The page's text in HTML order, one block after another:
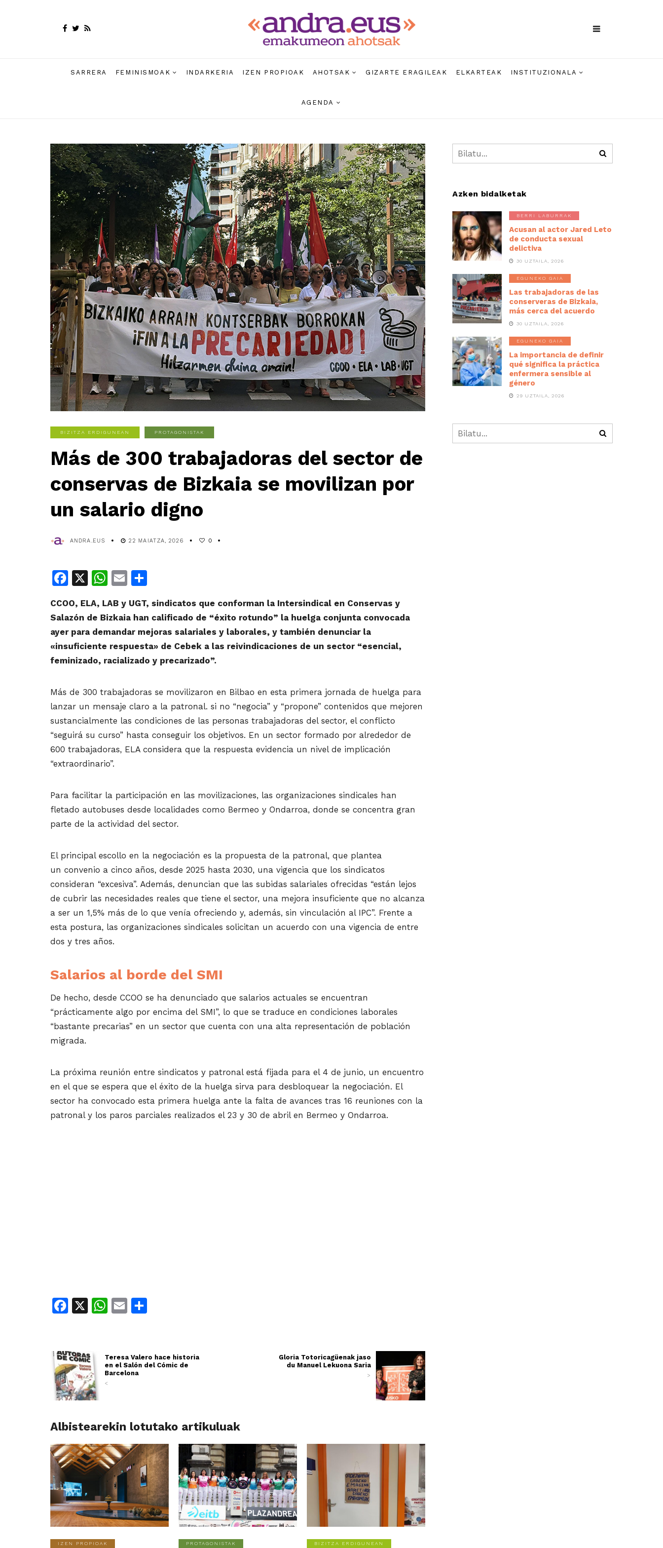
SARRERA FEMINISMOAK INDARKERIA IZEN PROPIOAK AHOTSAK GIZARTE ERAGILEAK ELKARTEAK INSTITUZIONALA
AGENDA
BIZITZA ERDIGUNEAN PROTAGONISTAK
Más de 300 trabajadoras del sector de
conservas de Bizkaia se movilizan por
un salario digno
ANDRA.EUS 22 MAIATZA, 2026 0
Facebook
X WhatsApp
Email
CCOO, ELA, LAB y UGT, sindicatos que conforman la Intersindical en Conservas y
Salazón de Bizkaia han calificado de “éxito rotundo” la huelga conjunta convocada
ayer para demandar mejoras salariales y laborales, y también denunciar la
«insuficiente respuesta» de Cebek a las reivindicaciones de un sector “esencial,
feminizado, racializado y precarizado”.
Más de 300 trabajadoras se movilizaron en Bilbao en esta primera jornada de huelga para
lanzar un mensaje claro a la patronal. si no “negocia” y “propone” contenidos que mejoren
sustancialmente las condiciones de las personas trabajadoras del sector, el conflicto
“seguirá su curso” hasta conseguir los objetivos. En un sector formado por alrededor de
600 trabajadoras, ELA considera que la respuesta evidencia un nivel de implicación
“extraordinario”.
Para facilitar la participación en las movilizaciones, las organizaciones sindicales han
fletado autobuses desde localidades como Bermeo y Ondarroa, donde se concentra gran
parte de la actividad del sector.
El principal escollo en la negociación es la propuesta de la patronal, que plantea
un convenio a cinco años, desde 2025 hasta 2030, una vigencia que los sindicatos
consideran “excesiva”. Además, denuncian que las subidas salariales ofrecidas “están lejos
de cubrir las necesidades reales que tiene el sector, una mejora insuficiente que no alcanza
a ser un 1,5% más de lo que venía ofreciendo y, además, sin vinculación al IPC”. Frente a
esta postura, las organizaciones sindicales solicitan un acuerdo con una vigencia de entre
dos y tres años.
Salarios al borde del SMI
De hecho, desde CCOO se ha denunciado que salarios actuales se encuentran
“prácticamente algo por encima del SMI”, lo que se traduce en condiciones laborales
“bastante precarias” en un sector que cuenta con una alta representación de población
migrada.
La próxima reunión entre sindicatos y patronal está fijada para el 4 de junio, un encuentro
en el que se espera que el éxito de la huelga sirva para desbloquear la negociación. El
sector ha convocado esta primera huelga ante la falta de avances tras 16 reuniones con la
patronal y los paros parciales realizados el 23 y 30 de abril en Bermeo y Ondarroa.
Facebook
X WhatsApp
Email
Teresa Valero hace historia
en el Salón del Cómic de
Barcelona
<
Gloria Totoricagüenak jaso
du Manuel Lekuona Saria
>
Albistearekin lotutako artikuluak
IZEN PROPIOAK PROTAGONISTAK BIZITZA ERDIGUNEAN
Azken bidalketak
BERRI LABURRAK
Acusan al actor Jared Leto
de conducta sexual
delictiva
30 UZTAILA, 2026
EGUNEKO GAIA
Las trabajadoras de las
conserveras de Bizkaia,
más cerca del acuerdo
30 UZTAILA, 2026
EGUNEKO GAIA
La importancia de definir
qué significa la práctica
enfermera sensible al
género
29 UZTAILA, 2026